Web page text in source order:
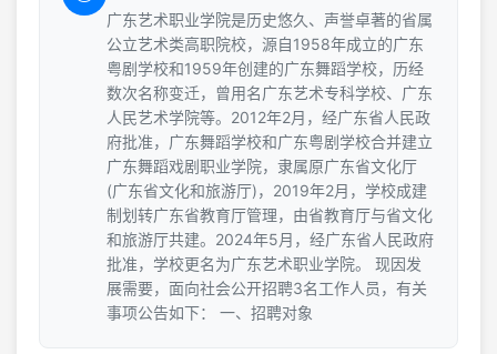
广东艺术职业学院是历史悠久、声誉卓著的省属
公立艺术类高职院校，源自1958年成立的广东
粤剧学校和1959年创建的广东舞蹈学校，历经
数次名称变迁，曾用名广东艺术专科学校、广东
人民艺术学院等。2012年2月，经广东省人民政
府批准，广东舞蹈学校和广东粤剧学校合并建立
广东舞蹈戏剧职业学院，隶属原广东省文化厅
(广东省文化和旅游厅)，2019年2月，学校成建
制划转广东省教育厅管理，由省教育厅与省文化
和旅游厅共建。2024年5月，经广东省人民政府
批准，学校更名为广东艺术职业学院。 现因发
展需要，面向社会公开招聘3名工作人员，有关
事项公告如下： 一、招聘对象